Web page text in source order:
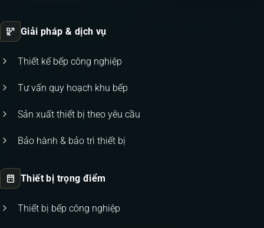
Giải pháp & dịch vụ
Thiết kế bếp công nghiệp
Tư vấn quy hoạch khu bếp
Sản xuất thiết bị theo yêu cầu
Bảo hành & bảo trì thiết bị
Thiết bị trọng điểm
Thiết bị bếp công nghiệp